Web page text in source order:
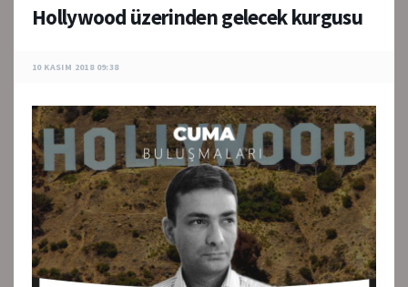
Hollywood üzerinden gelecek kurgusu
10 KASIM 2018 09:38